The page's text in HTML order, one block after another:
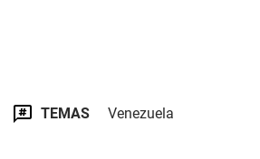
TEMAS Venezuela